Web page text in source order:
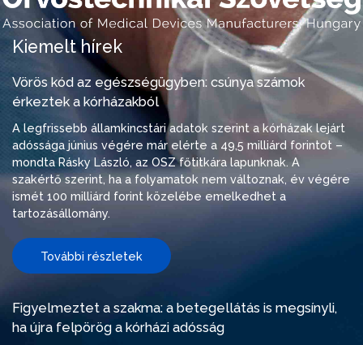
Kiemelt hírek
Vörös kód az egészségügyben: csúnya számok
érkeztek a kórházakból
A legfrissebb államkincstári adatok szerint a kórházak lejárt
adóssága június végére már elérte a 49,5 milliárd forintot –
mondta Rásky László, az OSZ főtitkára lapunknak. A
szakértő szerint, ha a folyamatok nem változnak, év végére
ismét 100 milliárd forint közelébe emelkedhet a
tartozásállomány.
További részletek
Figyelmeztet a szakma: a betegellátás is megsínyli,
ha újra felpörög a kórházi adósság